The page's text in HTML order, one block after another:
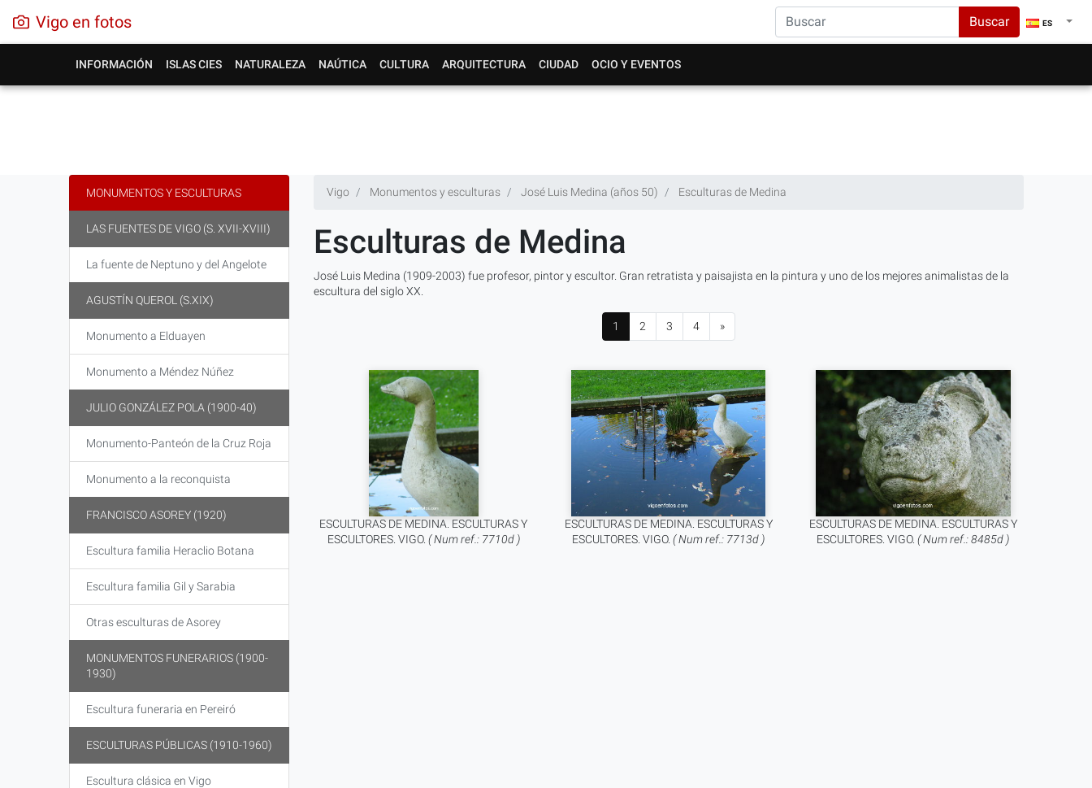
Vigo en fotos Buscar ES
INFORMACIÓN ISLAS CIES NATURALEZA NAÚTICA CULTURA ARQUITECTURA CIUDAD OCIO Y EVENTOS
Vigo Monumentos y esculturas José Luis Medina (años 50) Esculturas de Medina
Esculturas de Medina
José Luis Medina (1909-2003) fue profesor, pintor y escultor. Gran retratista y paisajista en la pintura y uno de los mejores animalistas de la
escultura del siglo XX.
1 2 3 4 »
ESCULTURAS DE MEDINA. ESCULTURAS Y
ESCULTORES. VIGO. ( Num ref.: 7710d )
ESCULTURAS DE MEDINA. ESCULTURAS Y
ESCULTORES. VIGO.( Num ref.: 7713d )
ESCULTURAS DE MEDINA. ESCULTURAS Y
ESCULTORES. VIGO.( Num ref.: 8485d )
MONUMENTOS Y ESCULTURAS
LAS FUENTES DE VIGO (S. XVII-XVIII)
La fuente de Neptuno y del Angelote
AGUSTÍN QUEROL (S.XIX)
Monumento a Elduayen
Monumento a Méndez Núñez
JULIO GONZÁLEZ POLA (1900-40)
Monumento-Panteón de la Cruz Roja
Monumento a la reconquista
FRANCISCO ASOREY (1920)
Escultura familia Heraclio Botana
Escultura familia Gil y Sarabia
Otras esculturas de Asorey
MONUMENTOS FUNERARIOS (1900-
1930)
Escultura funeraria en Pereiró
ESCULTURAS PÚBLICAS (1910-1960)
Escultura clásica en Vigo